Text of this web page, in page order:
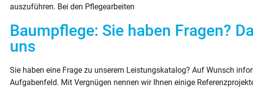
auszuführen. Bei den Pflegearbeiten
Baumpflege: Sie haben Fragen?
uns
Sie haben eine Frage zu unserem Leistungskatalog? Auf Wunsch
Aufgabenfeld. Mit Vergnügen nennen wir Ihnen einige